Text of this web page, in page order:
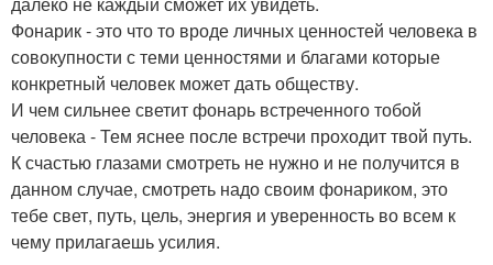
Фонарик - это что то вроде личных ценностей человека в
совокупности с теми ценностями и благами которые
конкретный человек может дать обществу.
И чем сильнее светит фонарь встреченного тобой
человека - Тем яснее после встречи проходит твой путь.
К счастью глазами смотреть не нужно и не получится в
данном случае, смотреть надо своим фонариком, это
тебе свет, путь, цель, энергия и уверенность во всем к
чему прилагаешь усилия.